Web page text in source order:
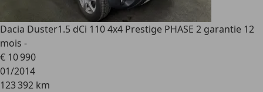
Dacia Duster1.5 dCi 110 4x4 Prestige PHASE 2 garantie 12
mois -
€ 10 990
01/2014
123 392 km